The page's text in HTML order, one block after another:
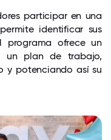
participar en una
identificar sus
programa ofrece un
un plan de trabajo,
y potenciando así su